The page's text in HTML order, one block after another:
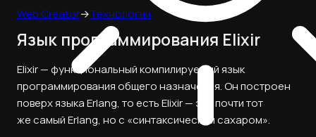
Web Creator→Технологии
Язык программирования Elixir
Elixir — функциональный компилируемый язык
программирования общего назначения. Он построен
поверх языка Erlang, то есть Elixir — это почти тот
же самый Erlang, но с «синтаксическим сахаром».